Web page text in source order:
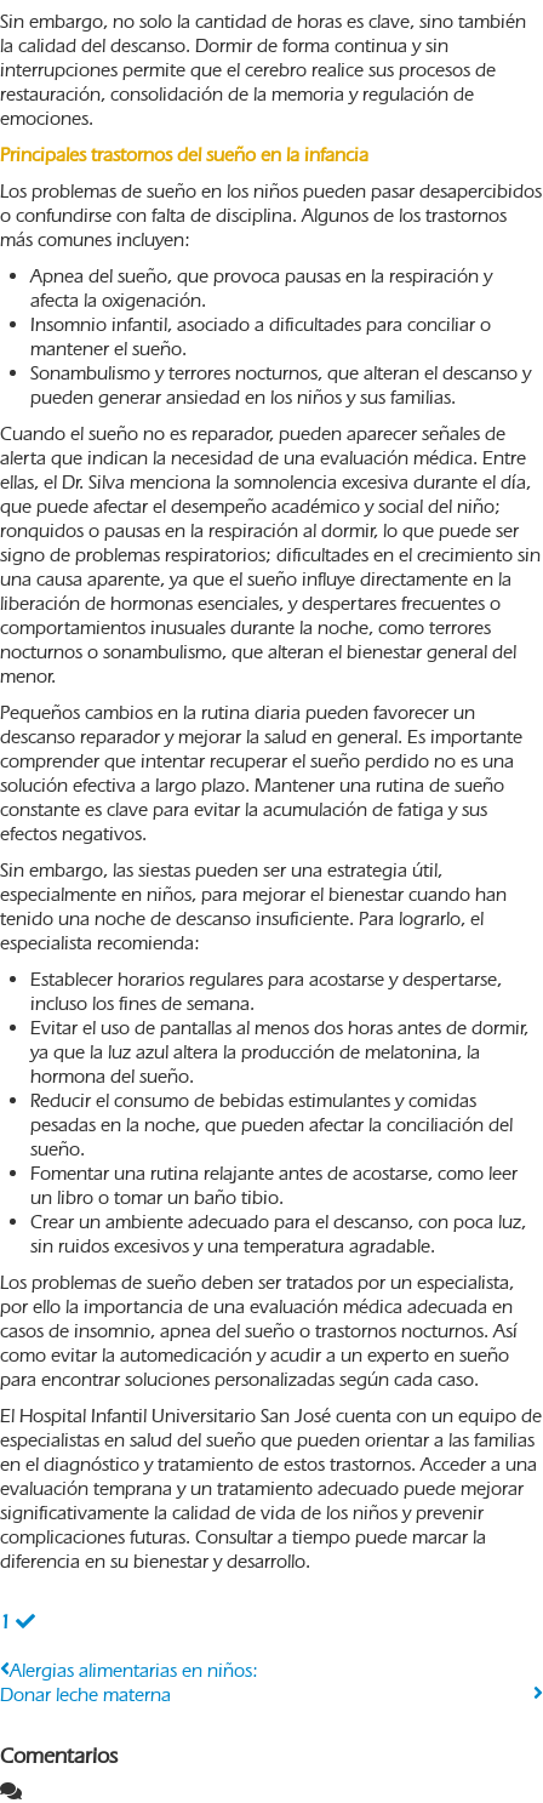
Sin embargo, no solo la cantidad de horas es clave, sino también
la calidad del descanso. Dormir de forma continua y sin
interrupciones permite que el cerebro realice sus procesos de
restauración, consolidación de la memoria y regulación de
emociones.
Principales trastornos del sueño en la infancia
Los problemas de sueño en los niños pueden pasar desapercibidos
o confundirse con falta de disciplina. Algunos de los trastornos
más comunes incluyen:
Apnea del sueño, que provoca pausas en la respiración y
afecta la oxigenación.
Insomnio infantil, asociado a dificultades para conciliar o
mantener el sueño.
Sonambulismo y terrores nocturnos, que alteran el descanso y
pueden generar ansiedad en los niños y sus familias.
Cuando el sueño no es reparador, pueden aparecer señales de
alerta que indican la necesidad de una evaluación médica. Entre
ellas, el Dr. Silva menciona la somnolencia excesiva durante el día,
que puede afectar el desempeño académico y social del niño;
ronquidos o pausas en la respiración al dormir, lo que puede ser
signo de problemas respiratorios; dificultades en el crecimiento sin
una causa aparente, ya que el sueño influye directamente en la
liberación de hormonas esenciales, y despertares frecuentes o
comportamientos inusuales durante la noche, como terrores
nocturnos o sonambulismo, que alteran el bienestar general del
menor.
Pequeños cambios en la rutina diaria pueden favorecer un
descanso reparador y mejorar la salud en general. Es importante
comprender que intentar recuperar el sueño perdido no es una
solución efectiva a largo plazo. Mantener una rutina de sueño
constante es clave para evitar la acumulación de fatiga y sus
efectos negativos.
Sin embargo, las siestas pueden ser una estrategia útil,
especialmente en niños, para mejorar el bienestar cuando han
tenido una noche de descanso insuficiente. Para lograrlo, el
especialista recomienda:
Establecer horarios regulares para acostarse y despertarse,
incluso los fines de semana.
Evitar el uso de pantallas al menos dos horas antes de dormir,
ya que la luz azul altera la producción de melatonina, la
hormona del sueño.
Reducir el consumo de bebidas estimulantes y comidas
pesadas en la noche, que pueden afectar la conciliación del
sueño.
Fomentar una rutina relajante antes de acostarse, como leer
un libro o tomar un baño tibio.
Crear un ambiente adecuado para el descanso, con poca luz,
sin ruidos excesivos y una temperatura agradable.
Los problemas de sueño deben ser tratados por un especialista,
por ello la importancia de una evaluación médica adecuada en
casos de insomnio, apnea del sueño o trastornos nocturnos. Así
como evitar la automedicación y acudir a un experto en sueño
para encontrar soluciones personalizadas según cada caso.
El Hospital Infantil Universitario San José cuenta con un equipo de
especialistas en salud del sueño que pueden orientar a las familias
en el diagnóstico y tratamiento de estos trastornos. Acceder a una
evaluación temprana y un tratamiento adecuado puede mejorar
significativamente la calidad de vida de los niños y prevenir
complicaciones futuras. Consultar a tiempo puede marcar la
diferencia en su bienestar y desarrollo.
1
​​Alergias alimentarias en niños:
Donar leche materna
Comentarios